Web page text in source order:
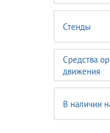
Стенды
Средства
движения
В наличии